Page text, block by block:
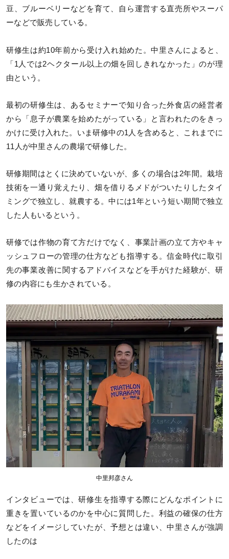
豆、ブルーベリーなどを育て、自ら運営する直売所やスーパ
ーなどで販売している。
研修生は約10年前から受け入れ始めた。中里さんによると、
「1人では2ヘクタール以上の畑を回しきれなかった」のが理
由という。
最初の研修生は、あるセミナーで知り合った外食店の経営者
から「息子が農業を始めたがっている」と言われたのをきっ
かけに受け入れた。いま研修中の1人を含めると、これまでに
11人が中里さんの農場で研修した。
研修期間はとくに決めていないが、多くの場合は2年間。栽培
技術を一通り覚えたり、畑を借りるメドがついたりしたタイ
ミングで独立し、就農する。中には1年という短い期間で独立
した人もいるという。
研修では作物の育て方だけでなく、事業計画の立て方やキャ
ッシュフローの管理の仕方なども指導する。信金時代に取引
先の事業改善に関するアドバイスなどを手がけた経験が、研
修の内容にも生かされている。
中里邦彦さん
インタビューでは、研修生を指導する際にどんなポイントに
重きを置いているのかを中心に質問した。利益の確保の仕方
などをイメージしていたが、予想とは違い、中里さんが強調
したのは